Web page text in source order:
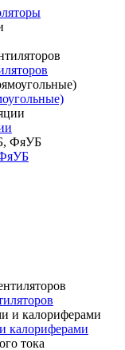
калориферами